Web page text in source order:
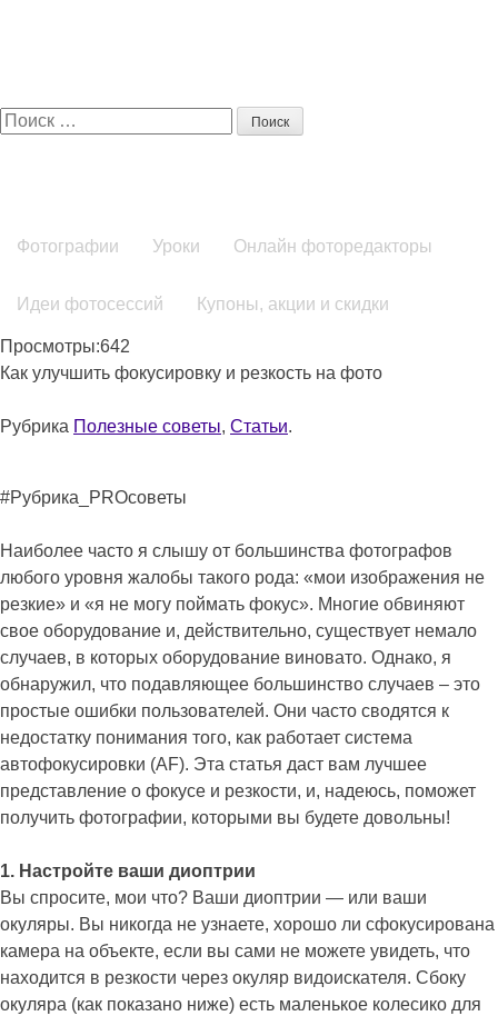
Поиск:
Фотографии Уроки Онлайн фоторедакторы
Идеи фотосессий Купоны, акции и скидки
Просмотры:642
Как улучшить фокусировку и резкость на фото
Рубрика Полезные советы, Статьи.
#Рубрика_PROсоветы
Наиболее часто я слышу от большинства фотографов
любого уровня жалобы такого рода: «мои изображения не
резкие» и «я не могу поймать фокус». Многие обвиняют
свое оборудование и, действительно, существует немало
случаев, в которых оборудование виновато. Однако, я
обнаружил, что подавляющее большинство случаев – это
простые ошибки пользователей. Они часто сводятся к
недостатку понимания того, как работает система
автофокусировки (AF). Эта статья даст вам лучшее
представление о фокусе и резкости, и, надеюсь, поможет
получить фотографии, которыми вы будете довольны!
1. Настройте ваши диоптрии
Вы спросите, мои что? Ваши диоптрии — или ваши
окуляры. Вы никогда не узнаете, хорошо ли сфокусирована
камера на объекте, если вы сами не можете увидеть, что
находится в резкости через окуляр видоискателя. Сбоку
окуляра (как показано ниже) есть маленькое колесико для